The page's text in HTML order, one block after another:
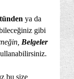
ya da
gibi
Belgeler
bu size